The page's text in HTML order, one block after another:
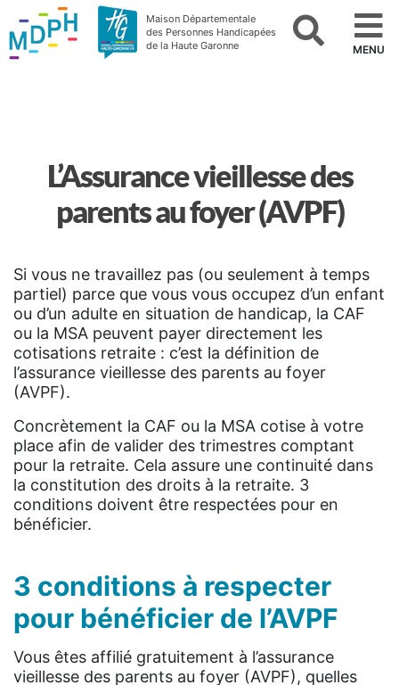
Maison Départementale
des Personnes Handicapées
de la Haute Garonne
MENU
L’Assurance vieillesse des
parents au foyer (AVPF)
Si vous ne travaillez pas (ou seulement à temps
partiel) parce que vous vous occupez d’un enfant
ou d’un adulte en situation de handicap, la CAF
ou la MSA peuvent payer directement les
cotisations retraite : c’est la définition de
l’assurance vieillesse des parents au foyer
(AVPF).
Concrètement la CAF ou la MSA cotise à votre
place afin de valider des trimestres comptant
pour la retraite. Cela assure une continuité dans
la constitution des droits à la retraite. 3
conditions doivent être respectées pour en
bénéficier.
3 conditions à respecter
pour bénéficier de l’AVPF
Vous êtes affilié gratuitement à l’assurance
vieillesse des parents au foyer (AVPF), quelles